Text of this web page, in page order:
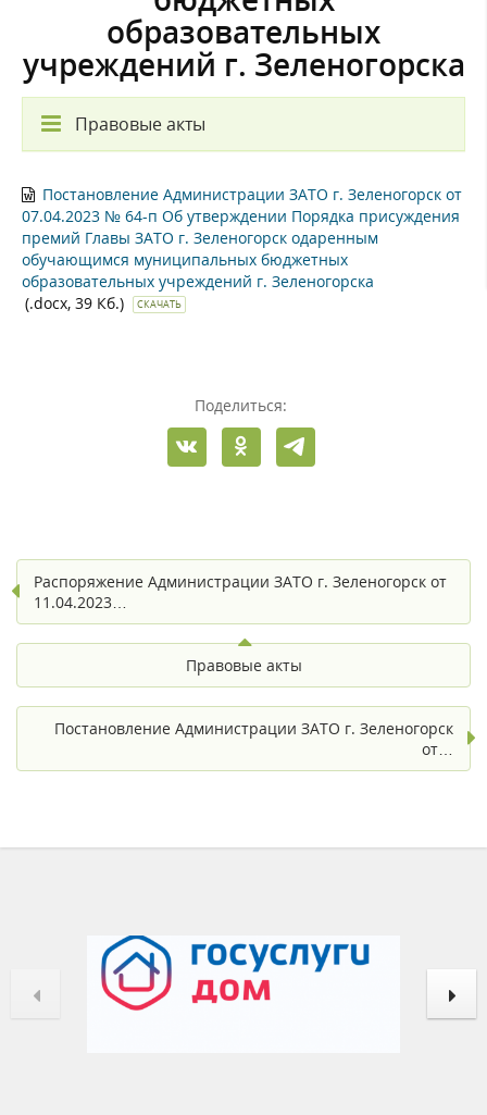
образовательных
учреждений г. Зеленогорска
Правовые акты
Постановление Администрации ЗАТО г. Зеленогорск от
07.04.2023 № 64-п Об утверждении Порядка присуждения
премий Главы ЗАТО г. Зеленогорск одаренным
обучающимся муниципальных бюджетных
образовательных учреждений г. Зеленогорска
(.docx, 39 Кб.)
СКАЧАТЬ
Поделиться:
Распоряжение Администрации ЗАТО г. Зеленогорск от
11.04.2023…
Правовые акты
Постановление Администрации ЗАТО г. Зеленогорск
от…